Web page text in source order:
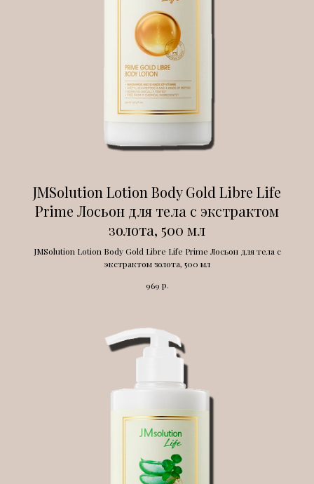
JMSolution Lotion Body Gold Libre Life
Prime Лосьон для тела с экстрактом
золота, 500 мл
JMSolution Lotion Body Gold Libre Life Prime Лосьон для тела с
экстрактом золота, 500 мл
969 р.